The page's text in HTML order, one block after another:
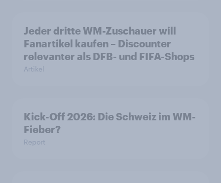
Jeder dritte WM-Zuschauer will
Fanartikel kaufen – Discounter
relevanter als DFB- und FIFA-Shops
Artikel
Kick-Off 2026: Die Schweiz im WM-
Fieber?​
Report